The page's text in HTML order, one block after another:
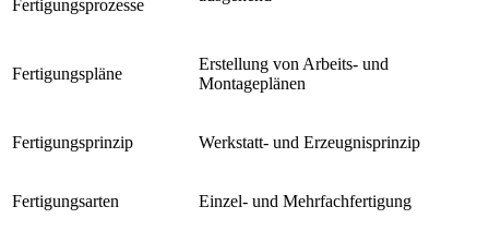
Fertigungsprozesse
Fertigungspläne
Erstellung von Arbeits- und
Montageplänen
Fertigungsprinzip Werkstatt- und Erzeugnisprinzip
Fertigungsarten Einzel- und Mehrfachfertigung